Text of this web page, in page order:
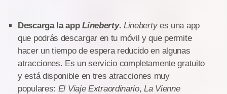
Descarga la appLineberty. Linebertyes una app
que podrás descargar en tu móvil y que permite
hacer un tiempo de espera reducido en algunas
atracciones. Es un servicio completamente gratuito
y está disponible en tres atracciones muy
populares: El Viaje Extraordinario,La Vienne